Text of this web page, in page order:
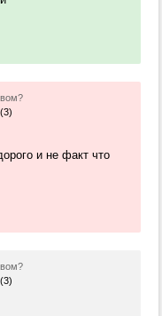
(3)
и не факт что
(3)